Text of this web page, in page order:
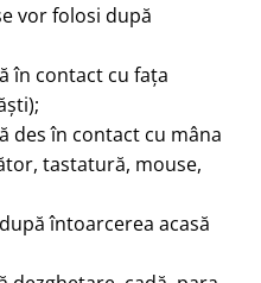
vor folosi după
în contact cu faţa
des în contact cu mâna
tastatură, mouse,
întoarcerea acasă